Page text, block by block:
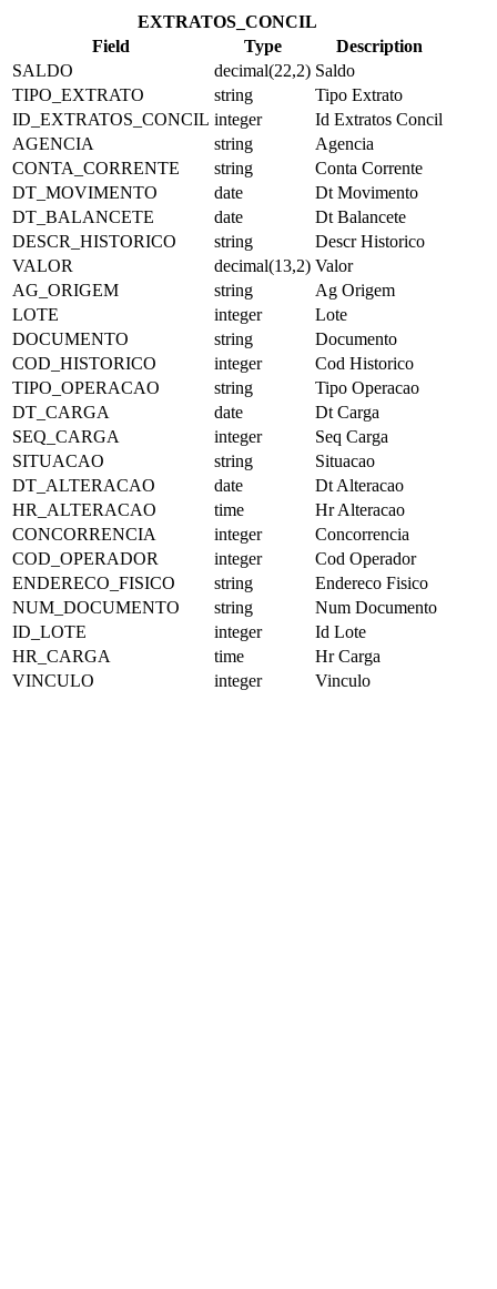
EXTRATOS_CONCIL
Field
Type
Description
SALDO
decimal(22,2) Saldo
TIPO_EXTRATO
string
Tipo Extrato
ID_EXTRATOS_CONCIL integer
Id Extratos Concil
AGENCIA
string
Agencia
CONTA_CORRENTE
string
Conta Corrente
DT_MOVIMENTO
date
Dt Movimento
DT_BALANCETE
date
Dt Balancete
DESCR_HISTORICO
string
Descr Historico
VALOR
decimal(13,2) Valor
AG_ORIGEM
string
Ag Origem
LOTE
integer
Lote
DOCUMENTO
string
Documento
COD_HISTORICO
integer
Cod Historico
TIPO_OPERACAO
string
Tipo Operacao
DT_CARGA
date
Dt Carga
SEQ_CARGA
integer
Seq Carga
SITUACAO
string
Situacao
DT_ALTERACAO
date
Dt Alteracao
HR_ALTERACAO
time
Hr Alteracao
CONCORRENCIA
integer
Concorrencia
COD_OPERADOR
integer
Cod Operador
ENDERECO_FISICO
string
Endereco Fisico
NUM_DOCUMENTO
string
Num Documento
ID_LOTE
integer
Id Lote
HR_CARGA
time
Hr Carga
VINCULO
integer Vinculo